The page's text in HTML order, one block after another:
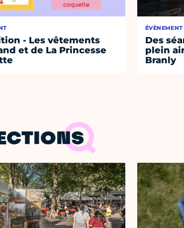
- Les vêtements
et de La Princesse
ÉVÈNEMENT
Des
plein
Branly